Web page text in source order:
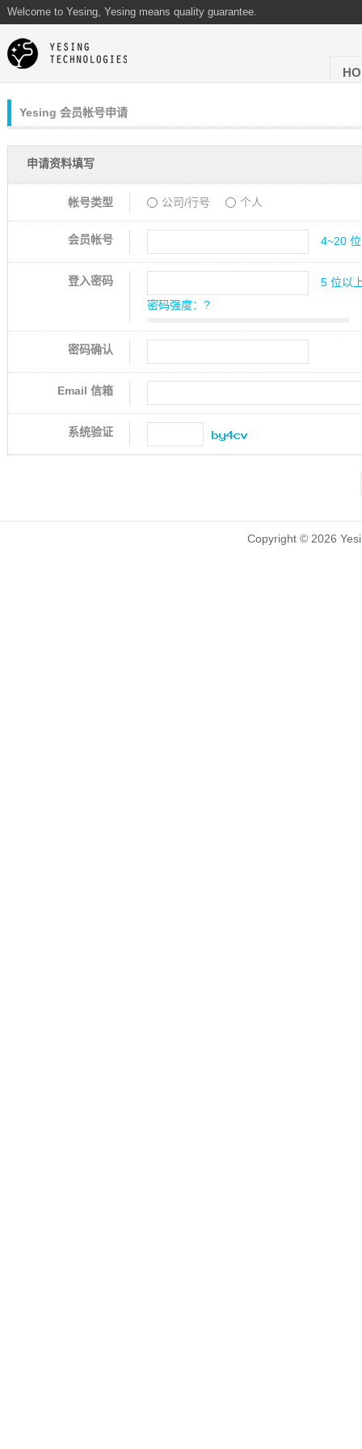
Welcome to Yesing, Yesing means quality guarantee.
Yesing 会员帐号申请
申请资料填写
帐号类型 公司/行号 个人
会员帐号 4~20
登入密码
5 位以
密码强度： ?
密码确认
Email 信箱
系统验证
Copyright © 2026